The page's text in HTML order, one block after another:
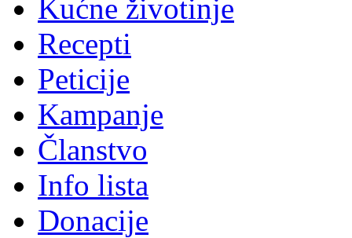
Kućne životinje
Recepti
Peticije
Kampanje
Članstvo
Info lista
Donacije